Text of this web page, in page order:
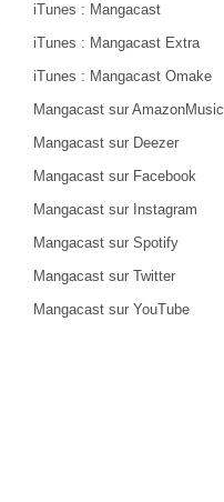
iTunes : Mangacast
iTunes : Mangacast Extra
iTunes : Mangacast Omake
Mangacast sur AmazonMusic
Mangacast sur Deezer
Mangacast sur Facebook
Mangacast sur Instagram
Mangacast sur Spotify
Mangacast sur Twitter
Mangacast sur YouTube